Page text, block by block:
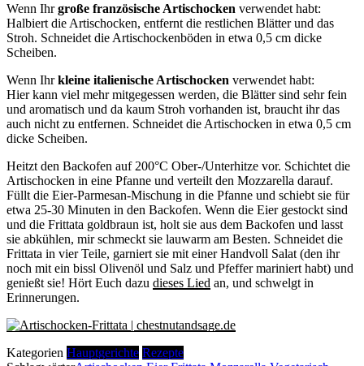
Wenn Ihrgroße französische Artischocken verwendet habt:
Halbiert die Artischocken, entfernt die restlichen Blätter und das
Stroh. Schneidet die Artischockenböden in etwa 0,5 cm dicke
Scheiben.
Wenn Ihrkleine italienische Artischocken verwendet habt:
Hier kann viel mehr mitgegessen werden, die Blätter sind sehr fein
und aromatisch und da kaum Stroh vorhanden ist, braucht ihr das
auch nicht zu entfernen. Schneidet die Artischocken in etwa 0,5 cm
dicke Scheiben.
Heitzt den Backofen auf 200°C Ober-/Unterhitze vor. Schichtet die
Artischocken in eine Pfanne und verteilt den Mozzarella darauf.
Füllt die Eier-Parmesan-Mischung in die Pfanne und schiebt sie für
etwa 25-30 Minuten in den Backofen. Wenn die Eier gestockt sind
und die Frittata goldbraun ist, holt sie aus dem Backofen und lasst
sie abkühlen, mir schmeckt sie lauwarm am Besten. Schneidet die
Frittata in vier Teile, garniert sie mit einer Handvoll Salat (den ihr
noch mit ein bissl Olivenöl und Salz und Pfeffer mariniert habt) und
genießt sie! Hört Euch dazu dieses Lied an, und schwelgt in
Erinnerungen.
Kategorien Hauptgerichte Rezepte